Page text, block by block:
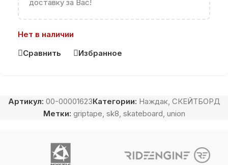
доставку за Вас!
Нет в наличии
Сравнить
Избранное
Артикул: 00-00001623Категории: Наждак СКЕЙТБОРД
Метки: griptape sk8 skateboard union